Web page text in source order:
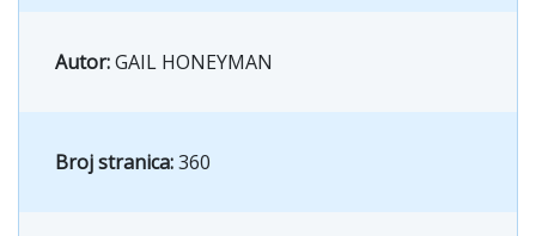
Autor:GAIL HONEYMAN
Broj stranica:360